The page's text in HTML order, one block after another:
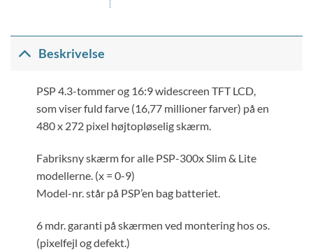
Beskrivelse
PSP 4.3-tommer og 16:9 widescreen TFT LCD,
som viser fuld farve (16,77 millioner farver) på en
480 x 272 pixel højtopløselig skærm.
Fabriksny skærm for alle PSP-300x Slim & Lite
modellerne. (x = 0-9)
Model-nr. står på PSP’en bag batteriet.
6 mdr. garanti på skærmen ved montering hos os.
(pixelfejl og defekt.)